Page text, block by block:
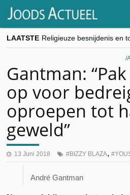
LAATSTE
Gantman:
op voor
oproepen tot
geweld”
13 Juni 2018 BIZZY BLAZA,
André Gantman